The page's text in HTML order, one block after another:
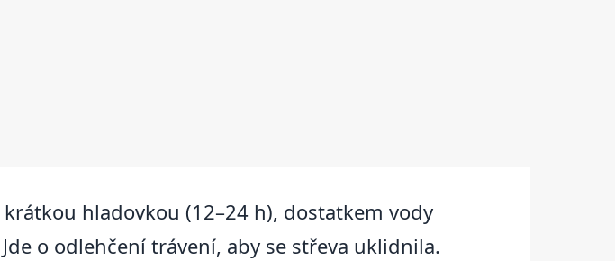
hladovkou (12–24 h), dostatkem vody
o odlehčení trávení, aby se střeva uklidnila.